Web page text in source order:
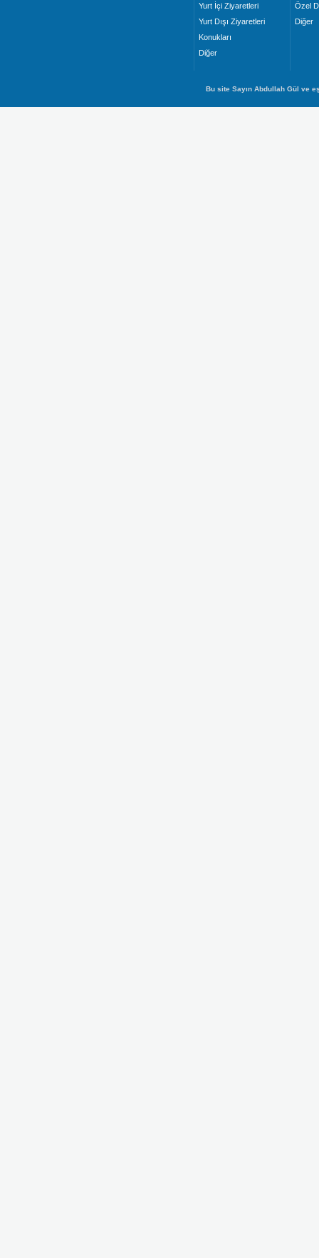
Yurt İçi Ziyaretleri
Yurt Dışı Ziyaretleri
Konukları
Diğer
Özel
Diğer
Bu site Sayın Abdullah Gül ve